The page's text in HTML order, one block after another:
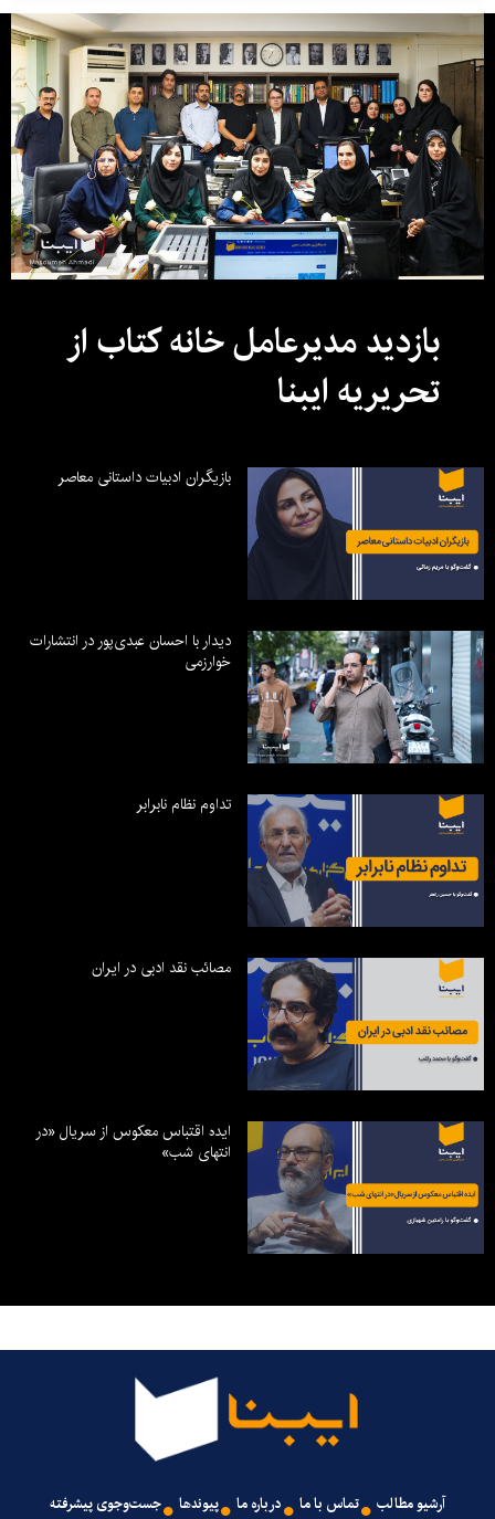
بازدید مدیرعامل خانه کتاب از
تحریریه ایبنا
بازیگران ادبیات داستانی معاصر
دیدار با احسان عبدی‌پور در انتشارات
خوارزمی
تداوم نظام نابرابر
مصائب نقد ادبی در ایران
ایده اقتباس معکوس از سریال «در
انتهای شب»
آرشیو مطالب تماس با ما درباره ما پیوندها جست‌وجوی پیشرفته